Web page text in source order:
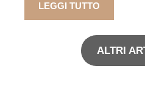
LEGGI TUTTO
ALTRI